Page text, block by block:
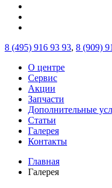
8 (495) 916 93 93, 8 (909)
О центре
Сервис
Акции
Запчасти
Дополнительные
Статьи
Галерея
Контакты
Главная
Галерея